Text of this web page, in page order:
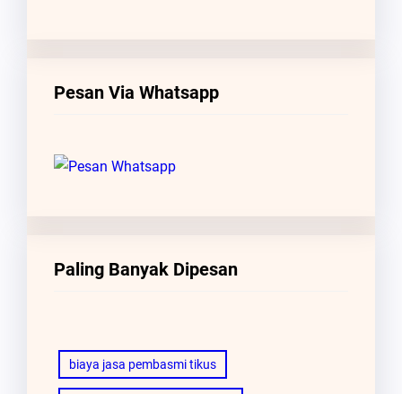
Pesan Via Whatsapp
Paling Banyak Dipesan
biaya jasa pembasmi tikus